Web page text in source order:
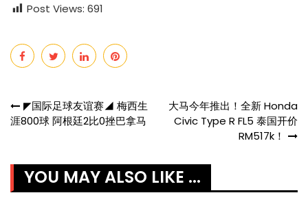
Post Views: 691
Post
◤国际足球友谊赛◢ 梅西生
涯800球 阿根廷2比0挫巴拿马
大马今年推出！全新 Honda
Civic Type R FL5 泰国开价
RM517k！
YOU MAY ALSO LIKE ...